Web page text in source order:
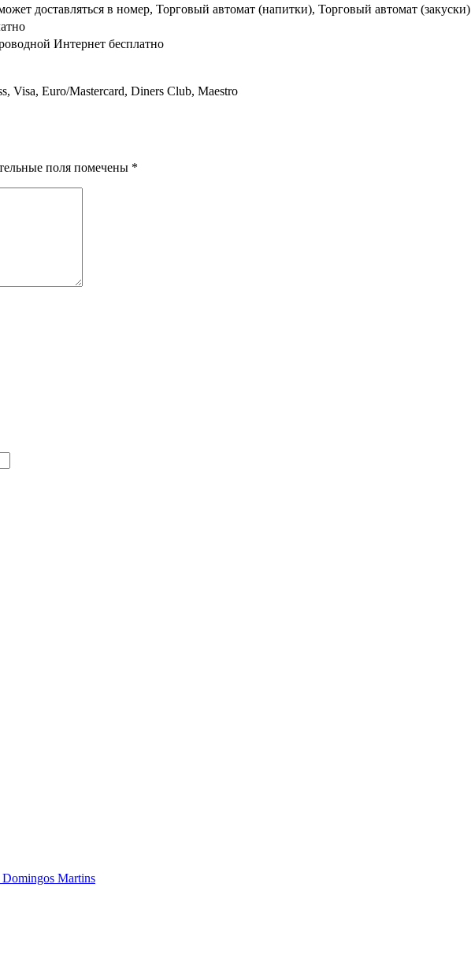
доставляться в номер, Торговый автомат (напитки), Торговый автомат (закуски)
Интернет бесплатно
Visa, Euro/Mastercard, Diners Club, Maestro
поля помечены *
Martins